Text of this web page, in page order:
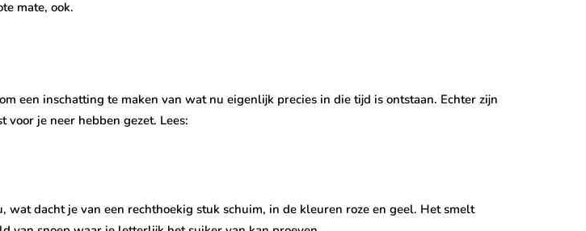
mate, ook.
een inschatting te maken van wat nu eigenlijk precies in die tijd is ontstaan. Echter zijn
je neer hebben gezet. Lees:
dacht je van een rechthoekig stuk schuim, in de kleuren roze en geel. Het smelt